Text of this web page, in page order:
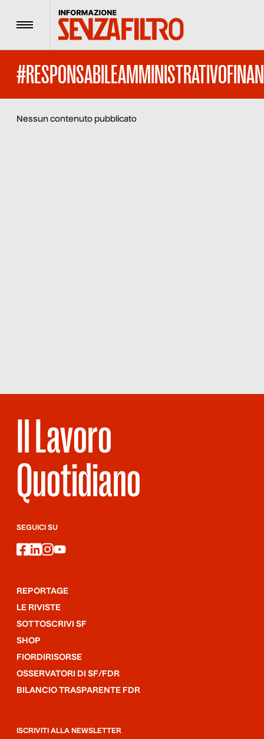
Menu
Nessun contenuto pubblicato
Il Lavoro
Quotidiano
SEGUICI SU
facebook
linkedin
instagram
youtube
REPORTAGE
LE RIVISTE
SOTTOSCRIVI SF
SHOP
FIORDIRISORSE
OSSERVATORI DI SF/FDR
BILANCIO TRASPARENTE FDR
ISCRIVITI ALLA NEWSLETTER